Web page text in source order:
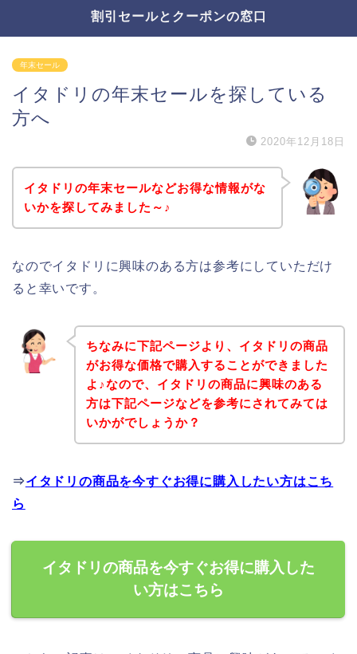
割引セールとクーポンの窓口
年末セール
イタドリの年末セールを探している
方へ
2020年12月18日
イタドリの年末セールなどお得な情報がな
いかを探してみました～♪
なのでイタドリに興味のある方は参考にしていただけ
ると幸いです。
ちなみに下記ページより、イタドリの商品
がお得な価格で購入することができました
よ♪なので、イタドリの商品に興味のある
方は下記ページなどを参考にされてみては
いかがでしょうか？
⇒イタドリの商品を今すぐお得に購入したい方はこち
ら
イタドリの商品を今すぐお得に購入した
い方はこちら